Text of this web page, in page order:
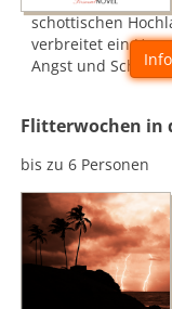
schottischen
verbreitet ein
Angst und
Flitterwochen in
bis zu 6 Personen